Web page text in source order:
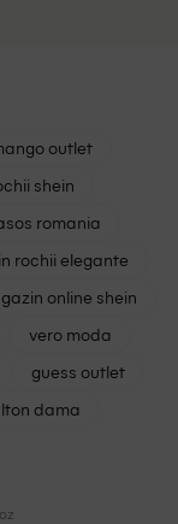
outlet
shein
romania
rochii elegante
online shein
vero moda
guess outlet
dama